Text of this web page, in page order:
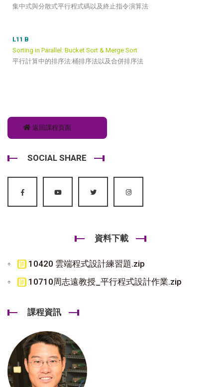
集中式與分散式平行程式碼以及終止指令演算法
L11 B
Sorting in Parallel: Bucket Sort & Merge Sort
平行計算中的排序法:桶排序法以及合併排序法
返回課程頁面
SOCIAL SHARE
資料下載
10420 雲端程式設計練習題.zip
10710周志遠教授_平行程式設計作業.zip
課程資訊